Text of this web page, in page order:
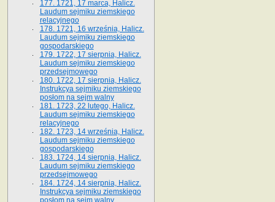
177. 1721, 17 marca, Halicz.
Laudum sejmiku ziemskiego
relacyjnego
178. 1721, 16 września, Halicz.
Laudum sejmiku ziemskiego
gospodarskiego
179. 1722, 17 sierpnia, Halicz.
Laudum sejmiku ziemskiego
przedsejmowego
180. 1722, 17 sierpnia, Halicz.
Instrukcya sejmiku ziemskiego
posłom na sejm walny
181. 1723, 22 lutego, Halicz.
Laudum sejmiku ziemskiego
relacyjnego
182. 1723, 14 września, Halicz.
Laudum sejmiku ziemskiego
gospodarskiego
183. 1724, 14 sierpnia, Halicz.
Laudum sejmiku ziemskiego
przedsejmowego
184. 1724, 14 sierpnia, Halicz.
Instrukcya sejmiku ziemskiego
posłom na sejm walny